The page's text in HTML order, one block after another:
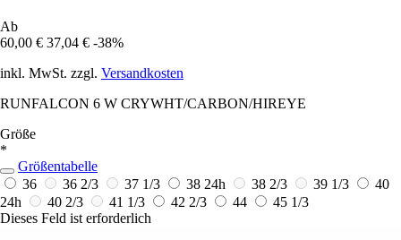
Ab
60,00 € 37,04 € -38%
inkl. MwSt. zzgl. Versandkosten
RUNFALCON 6 W CRYWHT/CARBON/HIREYE
Größe
*
Größentabelle
36
36 2/3 37 1/3 38 24h 38 2/3 39 1/3
40
24h
40 2/3 41 1/3 42 2/3 44
45 1/3
Dieses Feld ist erforderlich